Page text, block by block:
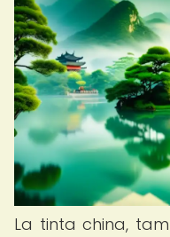
La tinta china,